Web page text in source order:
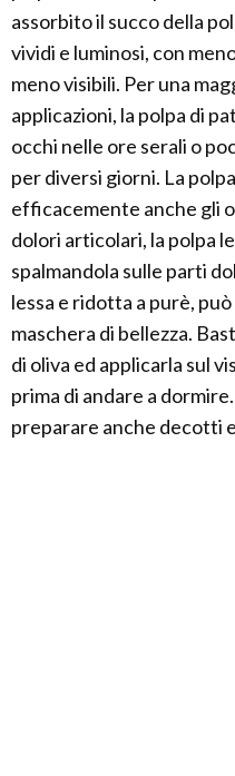
assorbito il succo della
vividi e luminosi, con
meno visibili. Per una
applicazioni, la polpa di
occhi nelle ore serali o
per diversi giorni. La
efficacemente anche gli
dolori articolari, la polpa
spalmandola sulle parti
lessa e ridotta a purè,
maschera di bellezza.
di oliva ed applicarla sul
prima di andare a
preparare anche decotti